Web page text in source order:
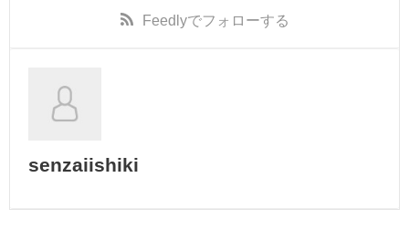
Feedlyでフォローする
senzaiishiki